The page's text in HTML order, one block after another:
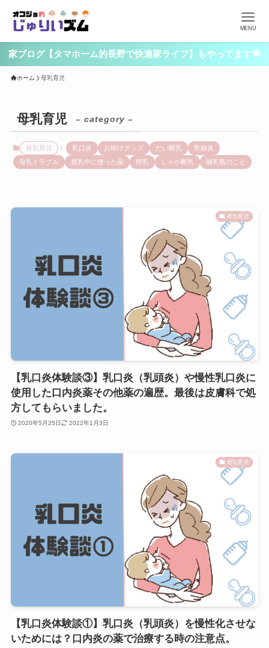
MENU
家ブログ【タマホーム的長野で快適家ライフ】もやってます🌟
ホーム 母乳育児
母乳育児 – category –
母乳育児 乳口炎 お助けグッズ だい断乳
乳腺炎
母乳トラブル
授乳中に使った薬 搾乳 しゃか断乳 哺乳瓶のこと
母乳育児
【乳口炎体験談③】乳口炎（乳頭炎）や慢性乳口炎に
使用した口内炎薬その他薬の遍歴。最後は皮膚科で処
方してもらいました。
2020年5月25日 2022年1月3日
母乳育児
【乳口炎体験談①】乳口炎（乳頭炎）を慢性化させな
いためには？口内炎の薬で治療する時の注意点。